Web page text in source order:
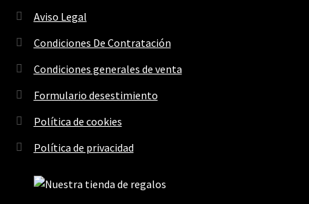
Aviso Legal
Condiciones De Contratación
Condiciones generales de venta
Formulario desestimiento
Política de cookies
Política de privacidad